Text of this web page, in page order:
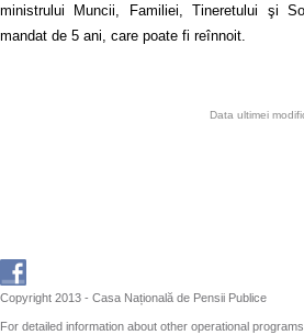
ministrului Muncii, Familiei, Tineretului şi
mandat de 5 ani, care poate fi reînnoit.
Data ultimei
Copyright 2013 - Casa Națională de Pensii Publice
For detailed information about other operational